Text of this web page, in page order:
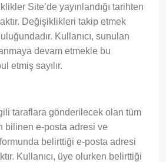
Site’de yayınlandığı tarihten
Değişiklikleri takip etmek
Kullanıcı, sunulan
devam etmekle bu
etmiş sayılır.
taraflara gönderilecek olan tüm
bilinen e-posta adresi ve
formunda belirttiği e-posta adresi
Kullanıcı, üye olurken belirttiği